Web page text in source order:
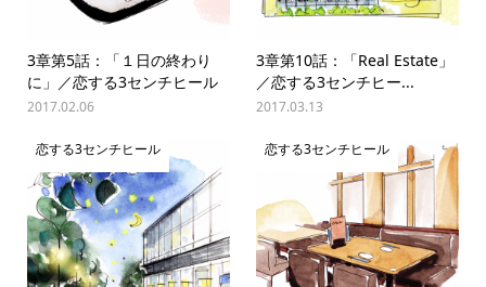
3章第5話：「１日の終わり
に」／恋する3センチヒール
2017.02.06
3章第10話：「Real Estate」
／恋する3センチヒー...
2017.03.13
恋する3センチヒール 恋する3センチヒール